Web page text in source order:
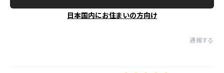
日本国内にお住まいの方向け
通報する